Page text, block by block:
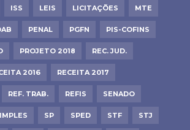
ISS LEIS LICITAÇÕES MTE
PENAL PGFN PIS-COFINS
PROJETO 2018 REC. JUD.
2016 RECEITA 2017
REF. TRAB. REFIS SENADO
SP SPED STF STJ